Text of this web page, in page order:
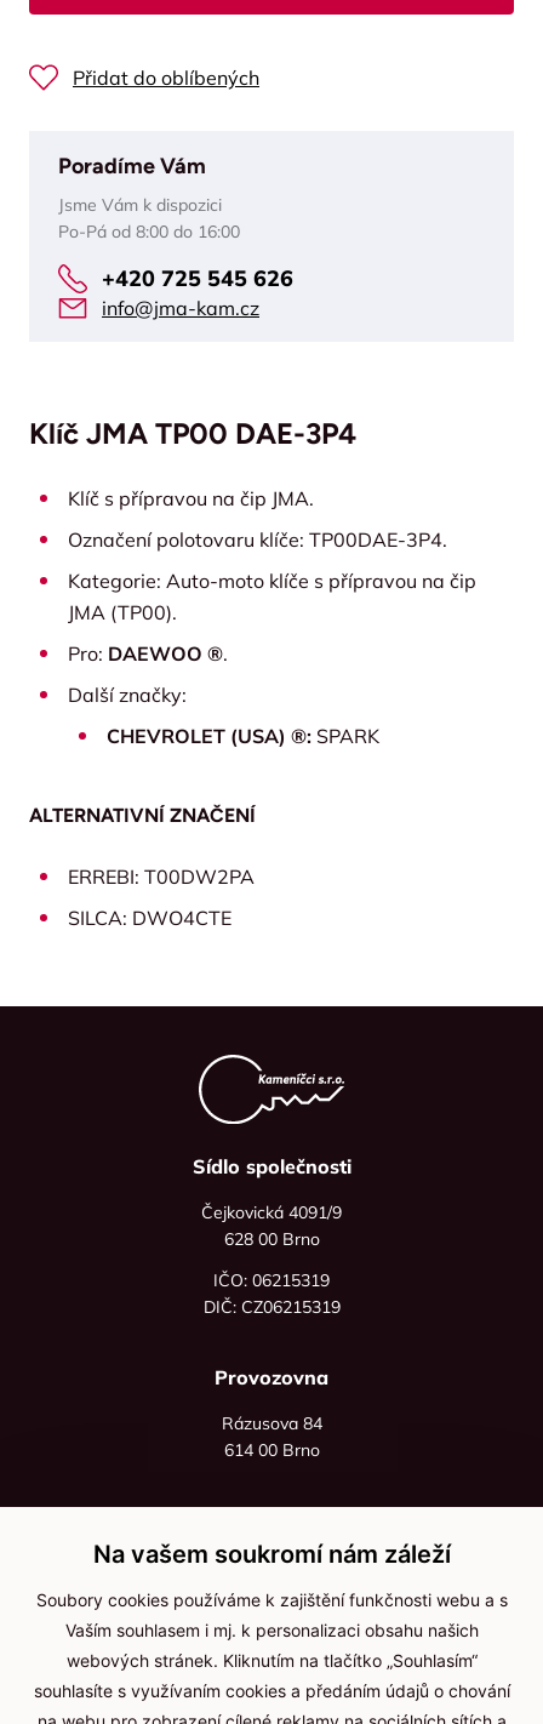
Přidat do oblíbených
Poradíme Vám
Jsme Vám k dispozici
Po-Pá od 8:00 do 16:00
+420 725 545 626
info@jma-kam.cz
Klíč JMA TP00 DAE-3P4
Klíč s přípravou na čip JMA.
Označení polotovaru klíče: TP00DAE-3P4.
Kategorie: Auto-moto klíče s přípravou na čip
JMA (TP00).
Pro: DAEWOO ®.
Další značky:
CHEVROLET (USA) ®: SPARK
ALTERNATIVNÍ ZNAČENÍ
ERREBI: T00DW2PA
SILCA: DWO4CTE
Sídlo společnosti
Čejkovická 4091/9
628 00 Brno
IČO: 06215319
DIČ: CZ06215319
Provozovna
Rázusova 84
614 00 Brno
+420 736 535 066
Po - pá: 8:00 - 16:00
info@jma-kam.cz
Důležité informace
Na vašem soukromí nám záleží
Soubory cookies používáme k zajištění funkčnosti webu a s
Vaším souhlasem i mj. k personalizaci obsahu našich
webových stránek. Kliknutím na tlačítko „Souhlasím“
souhlasíte s využívaním cookies a předáním údajů o chování